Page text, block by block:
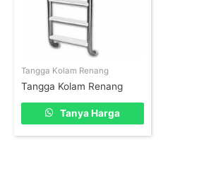
Tangga Kolam Renang
Tangga Kolam Renang
Tanya Harga